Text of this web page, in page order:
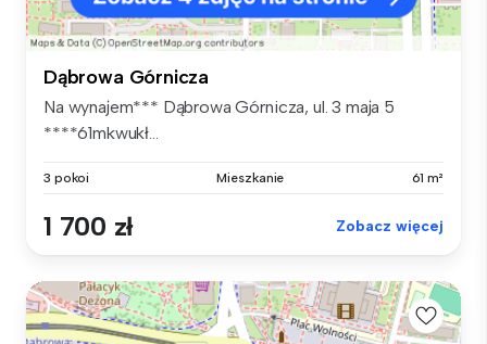
Dąbrowa Górnicza
Na wynajem*** Dąbrowa Górnicza, ul. 3 maja 5
****61mkwukł...
3 pokoi Mieszkanie 61 m²
1 700 zł Zobacz więcej